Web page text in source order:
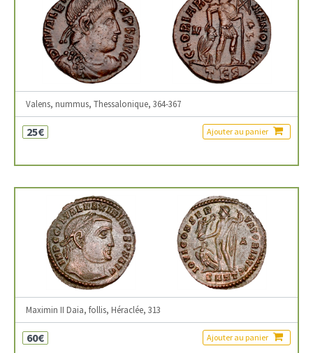
Valens, nummus, Thessalonique, 364-367
25€ Ajouter au panier
Maximin II Daia, follis, Héraclée, 313
60€ Ajouter au panier